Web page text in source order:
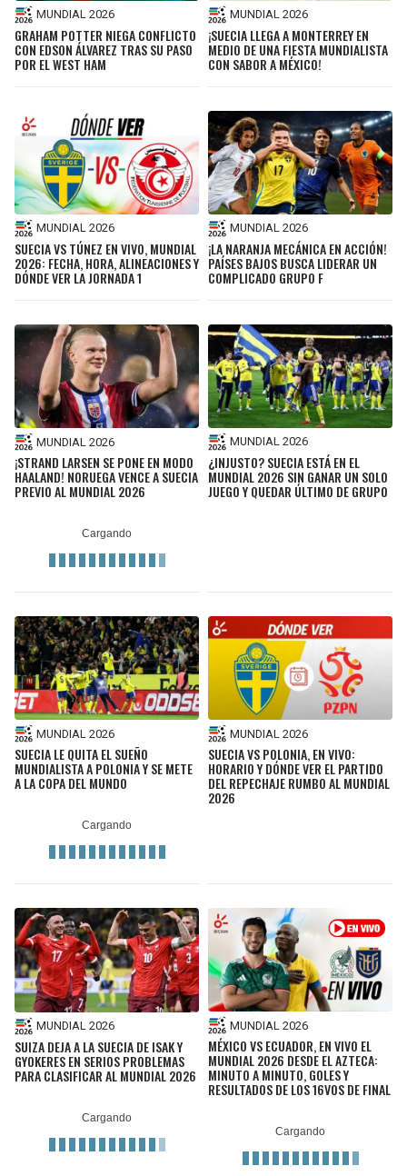
MUNDIAL 2026
GRAHAM POTTER NIEGA CONFLICTO
CON EDSON ÁLVAREZ TRAS SU PASO
POR EL WEST HAM
MUNDIAL 2026
¡SUECIA LLEGA A MONTERREY EN
MEDIO DE UNA FIESTA MUNDIALISTA
CON SABOR A MÉXICO!
MUNDIAL 2026
SUECIA VS TÚNEZ EN VIVO, MUNDIAL
2026: FECHA, HORA, ALINEACIONES Y
DÓNDE VER LA JORNADA 1
MUNDIAL 2026
¡LA NARANJA MECÁNICA EN ACCIÓN!
PAÍSES BAJOS BUSCA LIDERAR UN
COMPLICADO GRUPO F
MUNDIAL 2026
¡STRAND LARSEN SE PONE EN MODO
HAALAND! NORUEGA VENCE A SUECIA
PREVIO AL MUNDIAL 2026
MUNDIAL 2026
¿INJUSTO? SUECIA ESTÁ EN EL
MUNDIAL 2026 SIN GANAR UN SOLO
JUEGO Y QUEDAR ÚLTIMO DE GRUPO
MUNDIAL 2026
SUECIA LE QUITA EL SUEÑO
MUNDIALISTA A POLONIA Y SE METE
A LA COPA DEL MUNDO
MUNDIAL 2026
SUECIA VS POLONIA, EN VIVO:
HORARIO Y DÓNDE VER EL PARTIDO
DEL REPECHAJE RUMBO AL MUNDIAL
2026
MUNDIAL 2026
SUIZA DEJA A LA SUECIA DE ISAK Y
GYOKERES EN SERIOS PROBLEMAS
PARA CLASIFICAR AL MUNDIAL 2026
MUNDIAL 2026
MÉXICO VS ECUADOR, EN VIVO EL
MUNDIAL 2026 DESDE EL AZTECA:
MINUTO A MINUTO, GOLES Y
RESULTADOS DE LOS 16VOS DE FINAL